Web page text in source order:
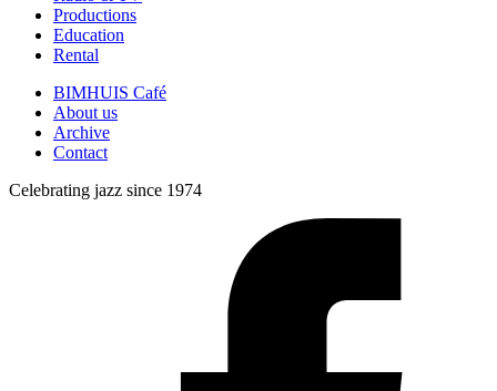
Productions
Education
Rental
BIMHUIS Café
About us
Archive
Contact
Celebrating jazz since 1974